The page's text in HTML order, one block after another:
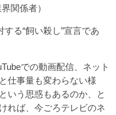
関係者）
る“飼い殺し”宣言であ
での動画配信、ネット
仕事量も変わらない様
いう思惑もあるのか、と
れば、今ごろテレビのネ